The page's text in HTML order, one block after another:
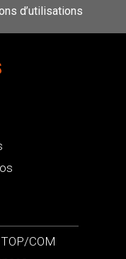
d’utilisations
COM